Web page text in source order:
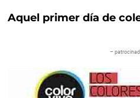
Aquel primer día de
–